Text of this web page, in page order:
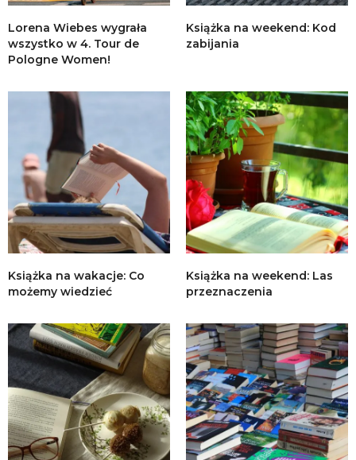
Lorena Wiebes wygrała
wszystko w 4. Tour de
Pologne Women!
Książka na weekend: Kod
zabijania
Książka na wakacje: Co
możemy wiedzieć
Książka na weekend: Las
przeznaczenia